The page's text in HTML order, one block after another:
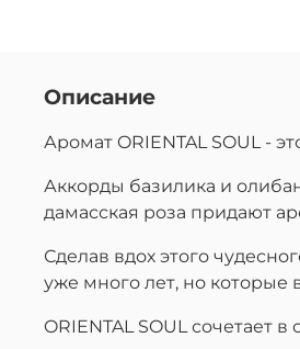
Описание
Аромат ORIENTAL SOUL -
Аккорды базилика и
дамасская роза придают
Сделав вдох этого
уже много лет, но
ORIENTAL SOUL сочетает